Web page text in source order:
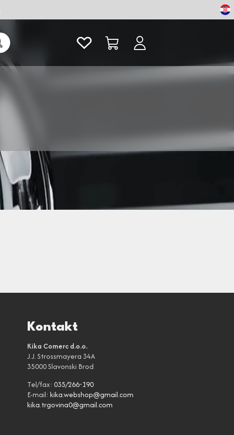
Kontakt
Kika Comerc d.o.o.
J.J. Strossmayera 34A
35000 Slavonski Brod
Tel/fax: 035/266-190
E-mail: kika.webshop@gmail.com
kika.trgovina0@gmail.com